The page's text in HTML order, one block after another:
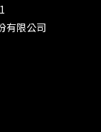
有限公司